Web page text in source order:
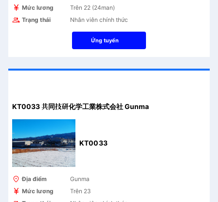
Mức lương
Trên 22 (24man)
Trạng thái
Nhân viên chính thức
Ứng tuyển
KT0033 共同技研化学工業株式会社 Gunma
KT0033
Địa điểm
Gunma
Mức lương
Trên 23